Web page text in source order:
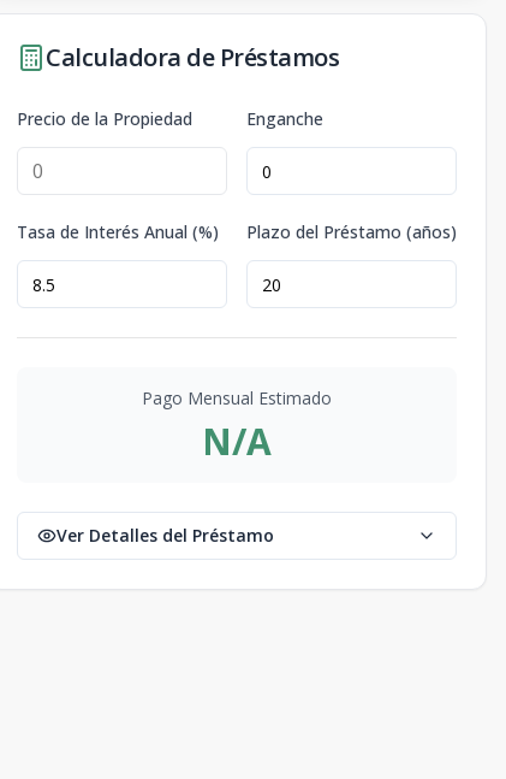
Calculadora de Préstamos
Precio de la Propiedad Enganche
Tasa de Interés Anual (%) Plazo del Préstamo (años)
Pago Mensual Estimado
N/A
Ver Detalles del Préstamo